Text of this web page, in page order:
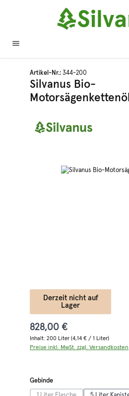
Zum Hauptinhalt springen
Artikel-Nr.: 344-200
Silvanus Bio-
Motorsägenkettenöl
Bildergalerie überspringen
Derzeit nicht auf
Lager
828,00 €
Inhalt: 200 Liter(4,14 € / 1 Liter)
Preise inkl. MwSt. zzgl. Versandkosten
Gebindeauswählen